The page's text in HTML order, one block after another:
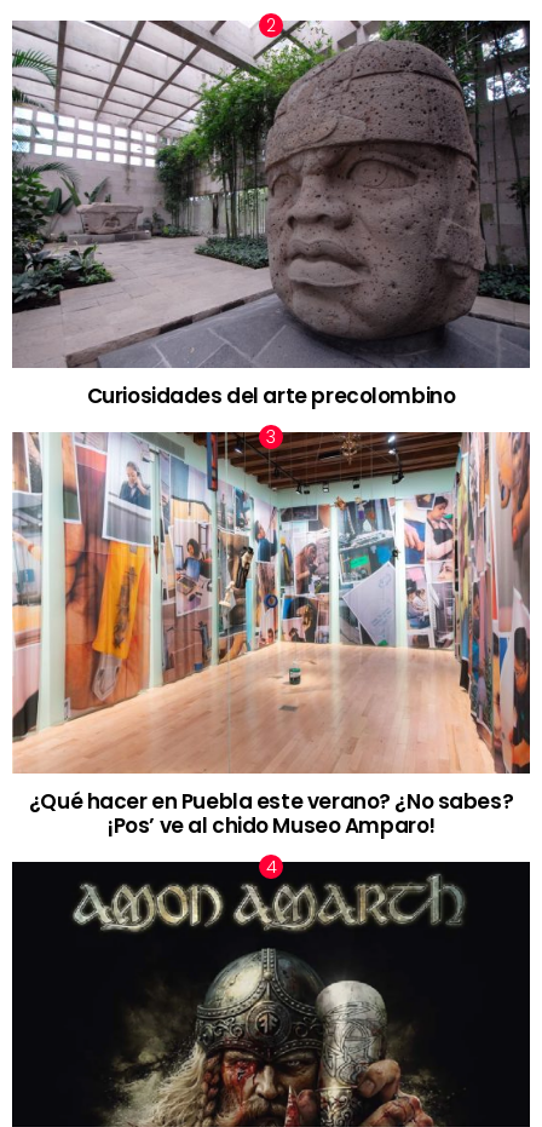
Curiosidades del arte precolombino
¿Qué hacer en Puebla este verano? ¿No sabes?
¡Pos’ ve al chido Museo Amparo!